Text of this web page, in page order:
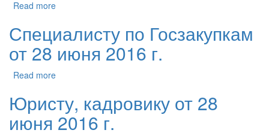
Read more
Специалисту по Госзакупкам
от 28 июня 2016 г.
Read more
Юристу, кадровику от 28
июня 2016 г.